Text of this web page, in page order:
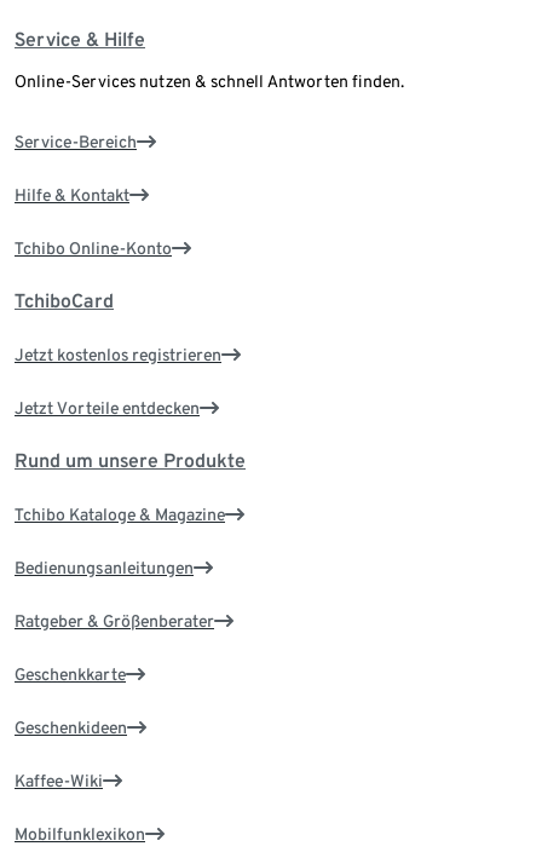
Service & Hilfe
Online-Services nutzen & schnell Antworten finden.
Service-Bereich
Hilfe & Kontakt
Tchibo Online-Konto
TchiboCard
Jetzt kostenlos registrieren
Jetzt Vorteile entdecken
Rund um unsere Produkte
Tchibo Kataloge & Magazine
Bedienungsanleitungen
Ratgeber & Größenberater
Geschenkkarte
Geschenkideen
Kaffee-Wiki
Mobilfunklexikon